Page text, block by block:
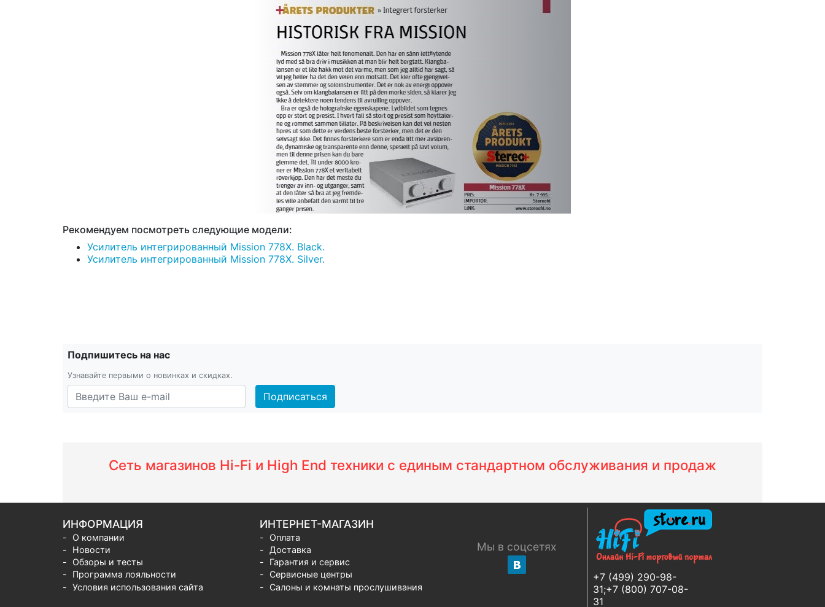
Рекомендуем посмотреть следующие модели:
Усилитель интегрированный Mission 778X. Black.
Усилитель интегрированный Mission 778X. Silver.
Подпишитесь на нас
Узнавайте первыми о новинках и скидках.
Подписаться
Сеть магазинов Hi-Fi и High End техники с единым стандартном обслуживания и продаж
+7 (499) 290-98-
31;+7 (800) 707-08-
31
ИНФОРМАЦИЯ
О компании
Новости
Обзоры и тесты
Программа лояльности
Условия использования сайта
ИНТЕРНЕТ-МАГАЗИН
Оплата
Доставка
Гарантия и сервис
Сервисные центры
Салоны и комнаты прослушивания
Мы в соцсетях